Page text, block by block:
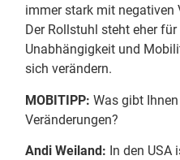
immer stark mit negativen
Der Rollstuhl steht eher
Unabhängigkeit und
sich verändern.
MOBITIPP:Was gibt
Veränderungen?
Andi Weiland: In den